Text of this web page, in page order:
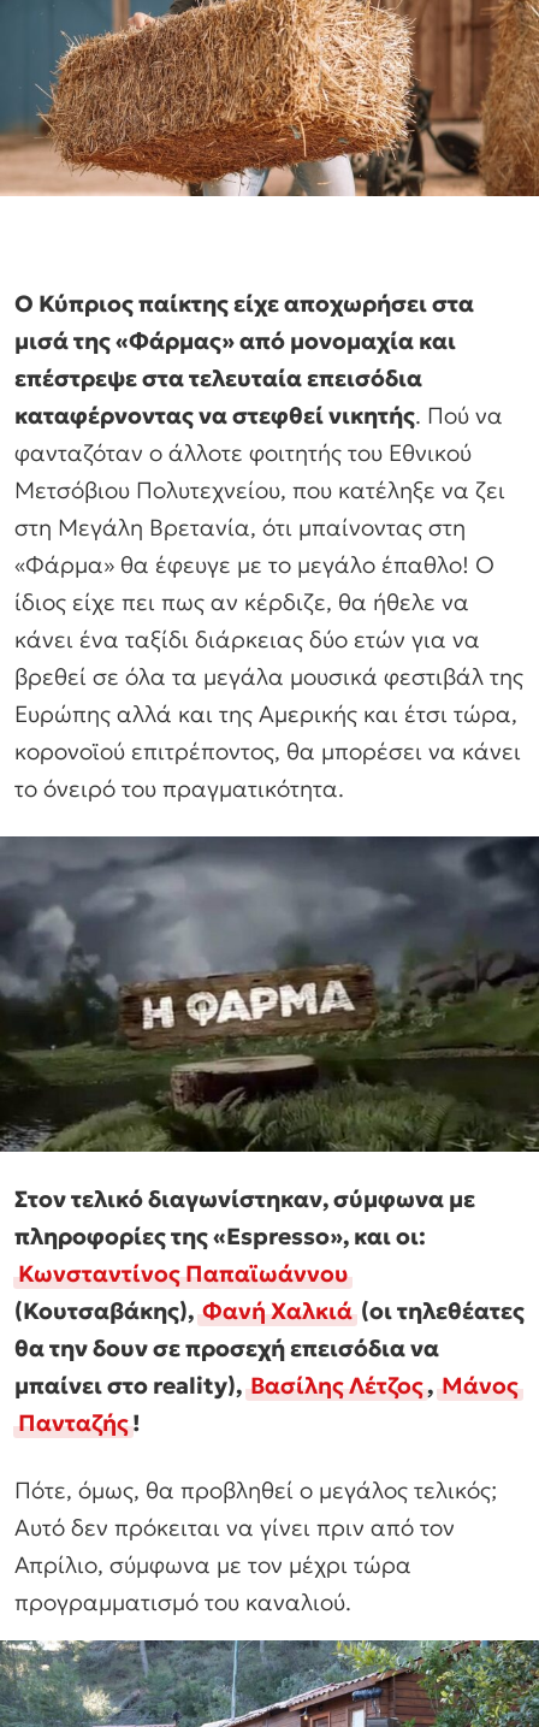
Ο Κύπριος παίκτης είχε αποχωρήσει στα
μισά της «Φάρμας» από μονομαχία και
επέστρεψε στα τελευταία επεισόδια
καταφέρνοντας να στεφθεί νικητής. Πού να
φανταζόταν ο άλλοτε φοιτητής του Εθνικού
Μετσόβιου Πολυτεχνείου, που κατέληξε να ζει
στη Μεγάλη Βρετανία, ότι μπαίνοντας στη
«Φάρμα» θα έφευγε με το μεγάλο έπαθλο! Ο
ίδιος είχε πει πως αν κέρδιζε, θα ήθελε να
κάνει ένα ταξίδι διάρκειας δύο ετών για να
βρεθεί σε όλα τα μεγάλα μουσικά φεστιβάλ της
Ευρώπης αλλά και της Αμερικής και έτσι τώρα,
κορονοϊού επιτρέποντος, θα μπορέσει να κάνει
το όνειρό του πραγματικότητα.
Στον τελικό διαγωνίστηκαν, σύμφωνα με
πληροφορίες της «Espresso», και οι:
Κωνσταντίνος Παπαϊωάννου
(Κουτσαβάκης),Φανή Χαλκιά(οι τηλεθέατες
θα την δουν σε προσεχή επεισόδια να
μπαίνει στο reality),Βασίλης Λέτζος,Μάνος
Πανταζής!
Πότε, όμως, θα προβληθεί ο μεγάλος τελικός;
Αυτό δεν πρόκειται να γίνει πριν από τον
Απρίλιο, σύμφωνα με τον μέχρι τώρα
προγραμματισμό του καναλιού.